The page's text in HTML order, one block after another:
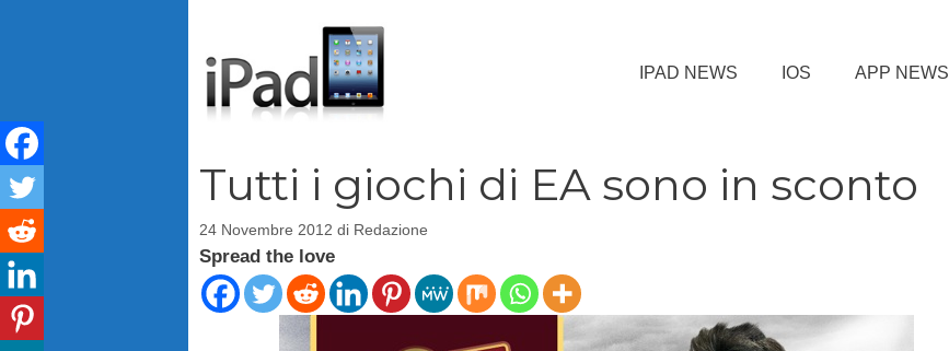
IPAD NEWS IOS APP NEWS
Tutti i giochi di EA sono in sconto
24 Novembre 2012 di Redazione
Spread the love